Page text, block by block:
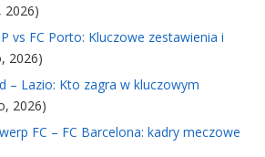
2026)
vs FC Porto: Kluczowe zestawienia i
2026)
– Lazio: Kto zagra w kluczowym
2026)
FC – FC Barcelona: kadry meczowe